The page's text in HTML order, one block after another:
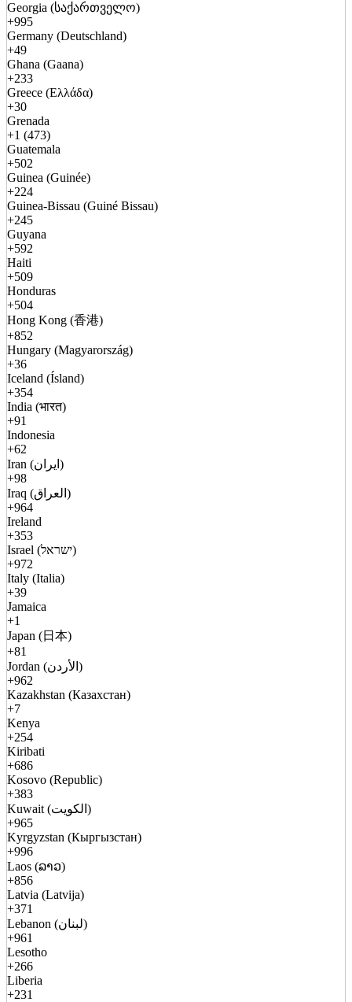
Georgia (საქართველო)
+995
Germany (Deutschland)
+49
Ghana (Gaana)
+233
Greece (Ελλάδα)
+30
Grenada
+1 (473)
Guatemala
+502
Guinea (Guinée)
+224
Guinea-Bissau (Guiné Bissau)
+245
Guyana
+592
Haiti
+509
Honduras
+504
Hong Kong (香港)
+852
Hungary (Magyarország)
+36
Iceland (Ísland)
+354
India (भारत)
+91
Indonesia
+62
Iran (ایران)
+98
Iraq (العراق)
+964
Ireland
+353
Israel (ישראל)
+972
Italy (Italia)
+39
Jamaica
+1
Japan (日本)
+81
Jordan (الأردن)
+962
Kazakhstan (Казахстан)
+7
Kenya
+254
Kiribati
+686
Kosovo (Republic)
+383
Kuwait (الكويت)
+965
Kyrgyzstan (Кыргызстан)
+996
Laos (ລາວ)
+856
Latvia (Latvija)
+371
Lebanon (لبنان)
+961
Lesotho
+266
Liberia
+231